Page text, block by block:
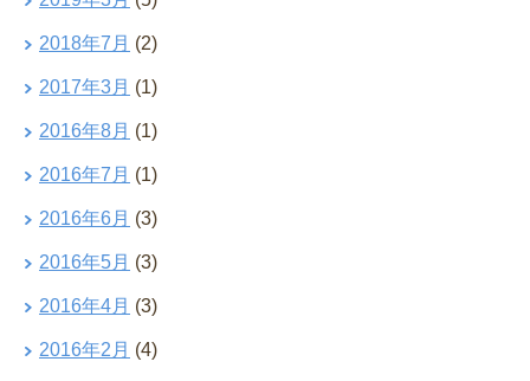
2018年7月 (2)
2017年3月 (1)
2016年8月 (1)
2016年7月 (1)
2016年6月 (3)
2016年5月 (3)
2016年4月 (3)
2016年2月 (4)